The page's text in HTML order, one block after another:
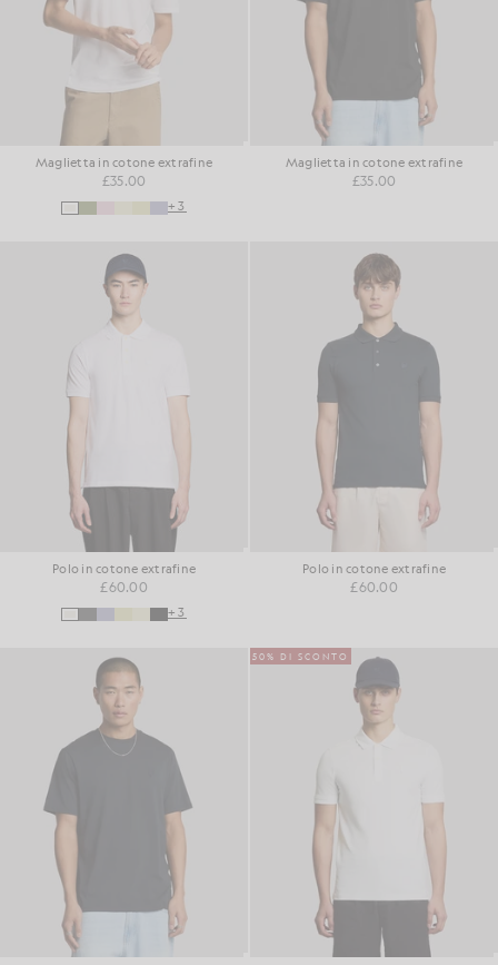
Maglietta in cotone extrafine
£35.00
+3
Maglietta in cotone extrafine
£35.00
Polo in cotone extrafine
£60.00
+3
Polo in cotone extrafine
£60.00
50% DI SCONTO